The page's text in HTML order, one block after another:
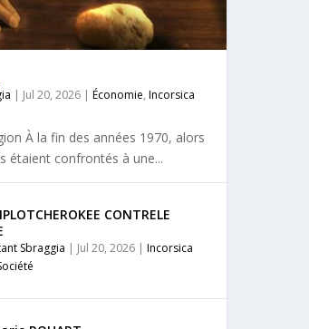
| Jul 20, 2026| Économie, Incorsica
À la fin des années 1970, alors
étaient confrontés à une...
CONTRELE
Sbraggia | Jul 20, 2026| Incorsica